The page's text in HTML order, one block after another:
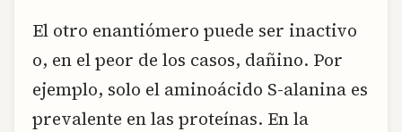
El otro enantiómero puede ser inactivo
o, en el peor de los casos, dañino. Por
ejemplo, solo el aminoácido S-alanina es
prevalente en las proteínas. En la